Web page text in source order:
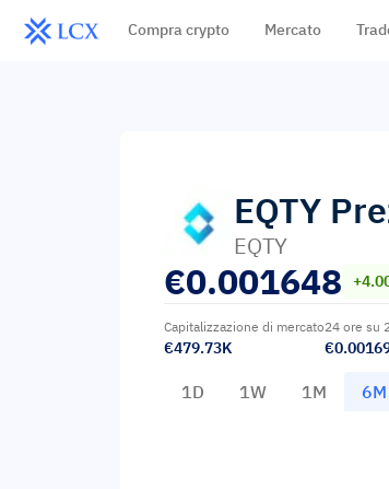
Compra crypto Mercato
EQTY
EQTY
€0.001648
Capitalizzazione di mercato
€479.73K
24 ore su
1D 1W 1M 6M